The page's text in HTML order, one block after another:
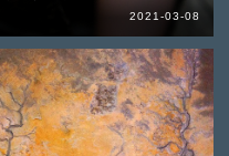
2021-03-08